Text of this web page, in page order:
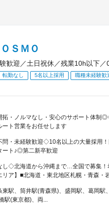
ＳＭＯ
歓迎／土日祝休／残業10h以下／
転勤なし 5名以上採用 職種未経験歓
・ノルマなし・安心のサポート体制
ート営業をお任せします
・未経験歓迎◇10名以上の大量採用！
ート♪◎第二新卒歓迎
◇北海道から沖縄まで…全国で募集！
リア】■北海道・東北地区札幌・青森・
東駅、筒井駅(青森県)、盛岡駅、葛岡駅
駅(東京都)、両...